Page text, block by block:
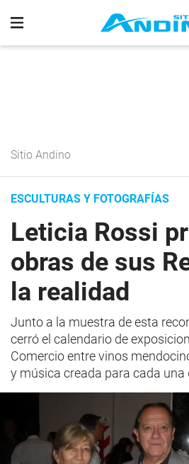
Sitio Andino
ESCULTURAS Y FOTOGRAFÍAS
Leticia Rossi
obras de sus
la realidad
Junto a la muestra de esta
cerró el calendario de
Comercio entre vinos
y música creada para cada una